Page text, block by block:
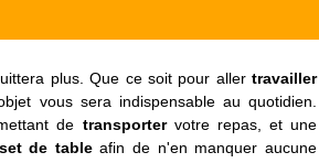
plus. Que ce soit pour allertravailler
vous sera indispensable au quotidien.
de transportervotre repas, et une
set de tableafin de n'en manquer aucune